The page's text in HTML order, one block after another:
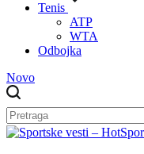
Tenis
ATP
WTA
Odbojka
Novo